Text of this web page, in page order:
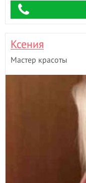
Ксения
Мастер красоты